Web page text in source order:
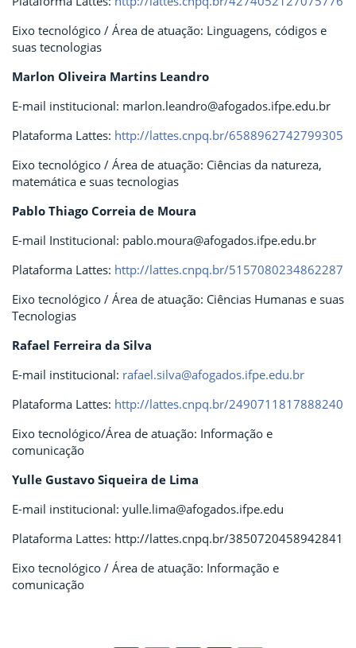
Eixo tecnológico / Área de atuação: Linguagens, códigos e
suas tecnologias
Marlon Oliveira Martins Leandro
E-mail institucional: marlon.leandro@afogados.ifpe.edu.br
Plataforma Lattes: http://lattes.cnpq.br/6588962742799305
Eixo tecnológico / Área de atuação: Ciências da natureza,
matemática e suas tecnologias
Pablo Thiago Correia de Moura
E-mail Institucional: pablo.moura@afogados.ifpe.edu.br
Plataforma Lattes: http://lattes.cnpq.br/5157080234862287
Eixo tecnológico / Área de atuação: Ciências Humanas e suas
Tecnologias
Rafael Ferreira da Silva
E-mail institucional: rafael.silva@afogados.ifpe.edu.br
Plataforma Lattes: http://lattes.cnpq.br/2490711817888240
Eixo tecnológico/Área de atuação: Informação e
comunicação
Yulle Gustavo Siqueira de Lima
E-mail institucional: yulle.lima@afogados.ifpe.edu
Plataforma Lattes: http://lattes.cnpq.br/3850720458942841
Eixo tecnológico / Área de atuação: Informação e
comunicação